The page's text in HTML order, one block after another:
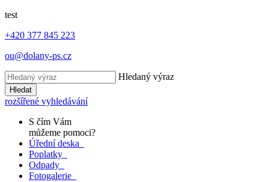
test
+420 377 845 223
ou@dolany-ps.cz
Hledaný výraz
Hledat
rozšířené vyhledávání
S čím Vám
můžeme pomoci?
Úřední deska
Poplatky
Odpady
Fotogalerie